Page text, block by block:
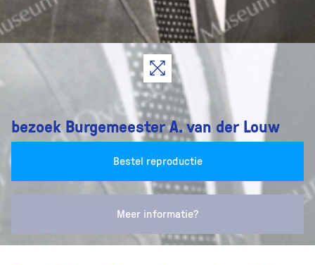
bezoek Burgemeester A. van der Louw
Bestel reproductie
Meer informatie?